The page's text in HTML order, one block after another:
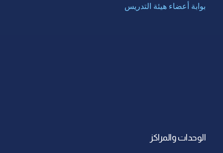
بوابة أعضاء هيئة التدريس
الوحدات والمراكز